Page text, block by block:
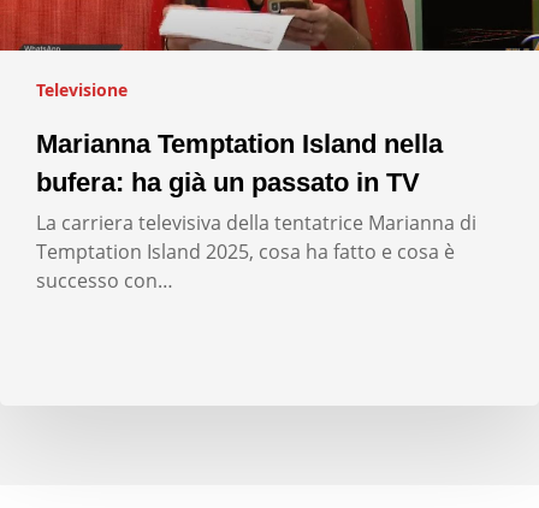
Televisione
Marianna Temptation Island nella
bufera: ha già un passato in TV
La carriera televisiva della tentatrice Marianna di
Temptation Island 2025, cosa ha fatto e cosa è
successo con…